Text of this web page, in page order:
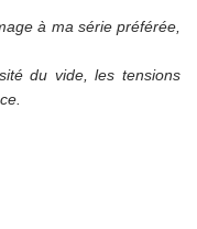
à ma série préférée,
du vide, les tensions